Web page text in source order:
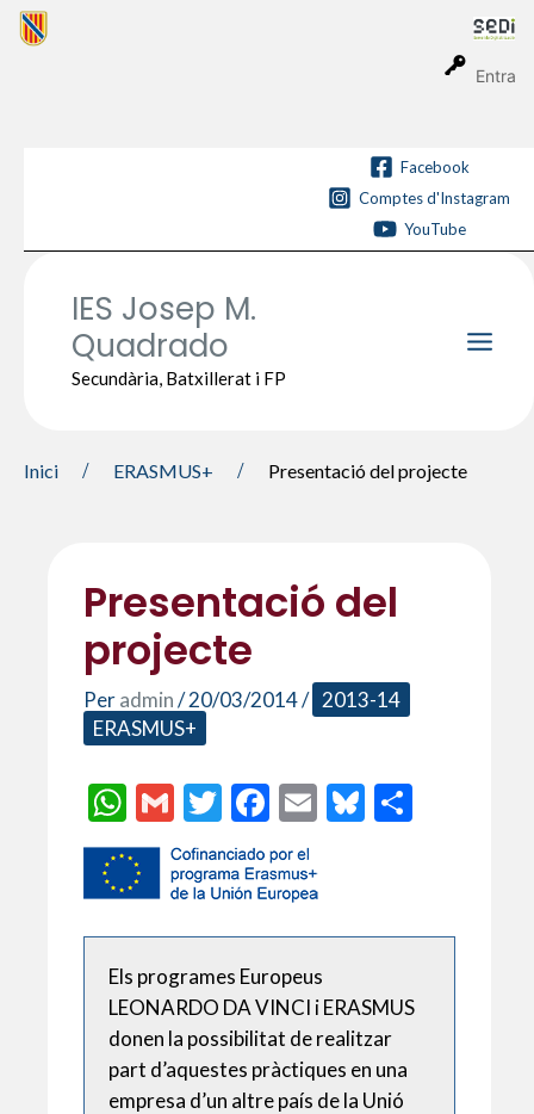
Entra
Vés
Facebook
Comptes d'Instagram
YouTube
IES Josep M.
Quadrado
Secundària, Batxillerat i FP
Inici ERASMUS+ Presentació del projecte
Presentació del
projecte
Peradmin/20/03/2014/ 2013-14
ERASMUS+
W
h
at
p
p
G
m
ai
T
w
itt
F
ac
e
o
k
E
ai
Bl
te
Els programes Europeus
LEONARDO DA VINCI i ERASMUS
donen la possibilitat de realitzar
part d’aquestes pràctiques en una
empresa d’un altre país de la Unió